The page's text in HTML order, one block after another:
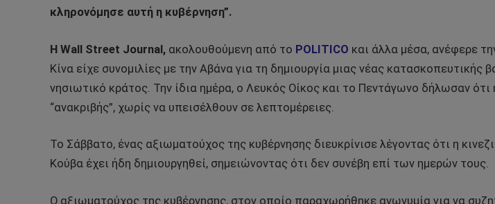
κληρονόμησε αυτή η κυβέρνηση”.
Η Wall Street Journal, ακολουθούμενη από το POLITICO και άλλα μέσα, ανέφερε
Κίνα είχε συνομιλίες με την Αβάνα για τη δημιουργία μιας νέας κατασκοπευτικής
νησιωτικό κράτος. Την ίδια ημέρα, ο Λευκός Οίκος και το Πεντάγωνο δήλωσαν
“ανακριβής”, χωρίς να υπεισέλθουν σε λεπτομέρειες.
Το Σάββατο, ένας αξιωματούχος της κυβέρνησης διευκρίνισε λέγοντας ότι η
Κούβα έχει ήδη δημιουργηθεί, σημειώνοντας ότι δεν συνέβη επί των ημερών τους.
Ο αξιωματούχος της κυβέρνησης, στον οποίο παραχωρήθηκε ανωνυμία για να